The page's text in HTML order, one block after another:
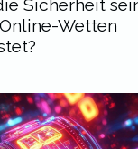
Sicherheit
Wetten